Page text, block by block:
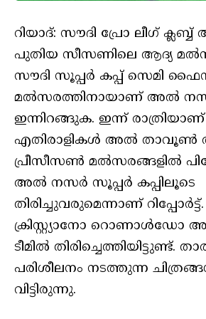
റിയാദ്: സൗദി പ്രോ ലീഗ്
പുതിയ സീസണിലെ ആദ്യ
സൗദി സൂപ്പര്‍ കപ്പ് സെമി
മല്‍സരത്തിനായാണ് അല്‍
ഇന്നിറങ്ങുക. ഇന്ന്
എതിരാളികള്‍ അല്‍
പ്രീസീസണ്‍ മല്‍സരങ്ങളില്‍
അല്‍ നസര്‍ സൂപ്പര്‍ കപ്പിലൂടെ
തിരിച്ചുവരുമെന്നാണ്
ക്രിസ്റ്റ്യാനോ റൊണാള്‍ഡോ
ടീമില്‍ തിരിച്ചെത്തിയിട്ടുണ്ട്.
പരിശീലനം നടത്തുന്ന
വിട്ടിരുന്നു.